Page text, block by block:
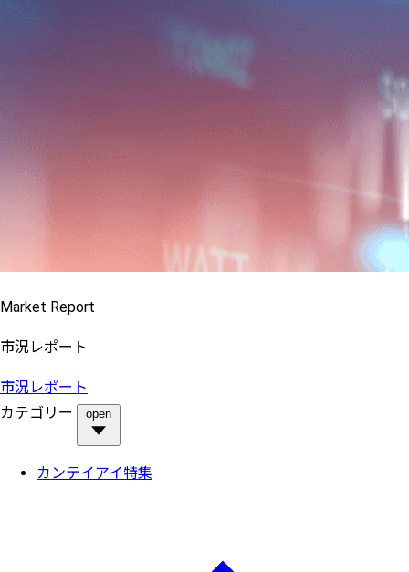
Market Report
市況レポート
市況レポート
カテゴリー
open
カンテイアイ特集